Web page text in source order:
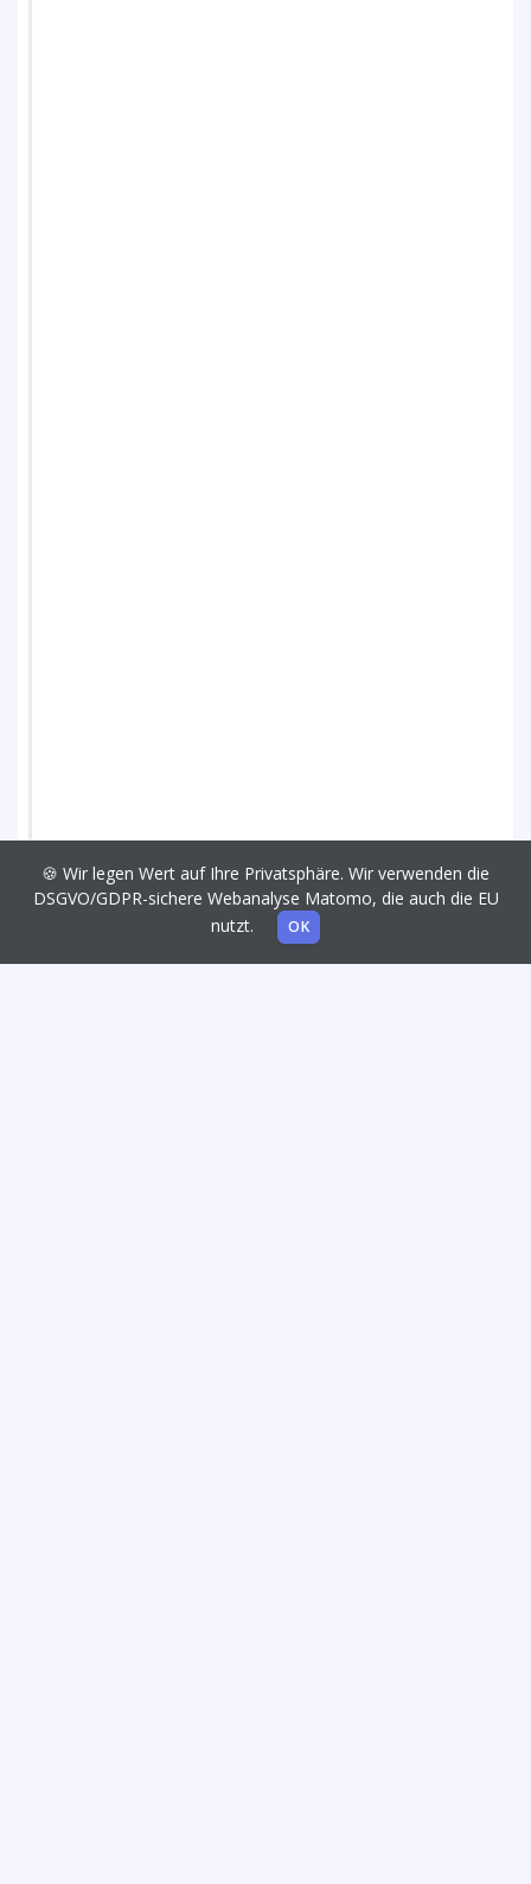
🍪 Wir legen Wert auf Ihre Privatsphäre. Wir verwenden die
DSGVO/GDPR-sichere Webanalyse Matomo, die auch die EU
nutzt.
OK